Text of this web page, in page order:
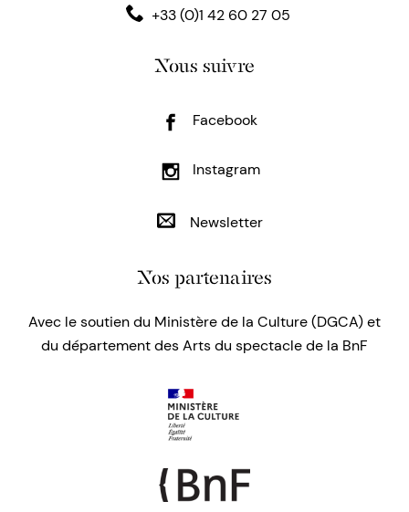
+33 (0)1 42 60 27 05
Nous suivre
Facebook
Instagram
Newsletter
Nos partenaires
Avec le soutien du Ministère de la Culture (DGCA) et
du département des Arts du spectacle de la BnF